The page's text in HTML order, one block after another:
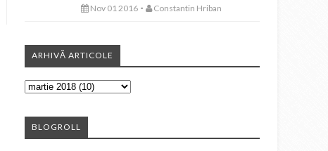
Nov 01 2016 - Constantin Hriban
ARHIVĂ ARTICOLE
BLOGROLL